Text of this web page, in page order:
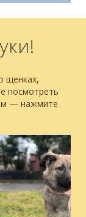
щенках,
посмотреть
— нажмите